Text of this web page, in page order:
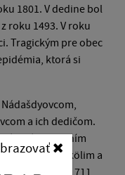
1801. V dedine bol
roku 1493. V roku
Tragickým pre obec
ktorá si
a ich dedičom.
povstaním
Imrichom Tökölim a
v roku 1711